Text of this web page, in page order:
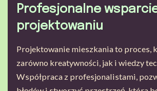
Profesjonalne
projektowaniu
Projektowanie mieszkania to proces,
zarówno kreatywności, jak i wiedzy
Współpraca z profesjonalistami,